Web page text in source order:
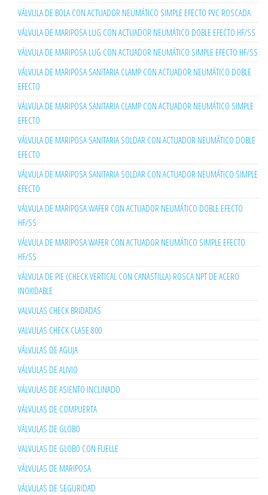
VÁLVULA DE BOLA CON ACTUADOR NEUMÁTICO SIMPLE EFECTO PVC ROSCADA
VÁLVULA DE MARIPOSA LUG CON ACTUADOR NEUMÁTICO DOBLE EFECTO HF/SS
VÁLVULA DE MARIPOSA LUG CON ACTUADOR NEUMÁTICO SIMPLE EFECTO HF/SS
VÁLVULA DE MARIPOSA SANITARIA CLAMP CON ACTUADOR NEUMÁTICO DOBLE
EFECTO
VÁLVULA DE MARIPOSA SANITARIA CLAMP CON ACTUADOR NEUMÁTICO SIMPLE
EFECTO
VÁLVULA DE MARIPOSA SANITARIA SOLDAR CON ACTUADOR NEUMÁTICO DOBLE
EFECTO
VÁLVULA DE MARIPOSA SANITARIA SOLDAR CON ACTUADOR NEUMÁTICO SIMPLE
EFECTO
VÁLVULA DE MARIPOSA WAFER CON ACTUADOR NEUMÁTICO DOBLE EFECTO
HF/SS
VÁLVULA DE MARIPOSA WAFER CON ACTUADOR NEUMÁTICO SIMPLE EFECTO
HF/SS
VÁLVULA DE PIE (CHECK VERTICAL CON CANASTILLA) ROSCA NPT DE ACERO
INOXIDABLE
VALVULAS CHECK BRIDADAS
VALVULAS CHECK CLASE 800
VÁLVULAS DE AGUJA
VÁLVULAS DE ALIVIO
VÁLVULAS DE ASIENTO INCLINADO
VÁLVULAS DE COMPUERTA
VÁLVULAS DE GLOBO
VALVULAS DE GLOBO CON FUELLE
VÁLVULAS DE MARIPOSA
VÁLVULAS DE SEGURIDAD